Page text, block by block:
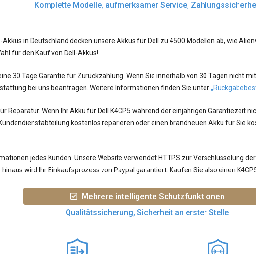
Komplette Modelle, aufmerksamer Service,
in Deutschland decken unsere Akkus für Dell zu 4500 Modellen ab, wie
für den Kauf von Dell-Akkus!
30 Tage Garantie für Zurückzahlung. Wenn Sie innerhalb von 30 Tagen nicht
bei uns beantragen. Weitere Informationen finden Sie unter
Reparatur. Wenn IhrAkku für Dell K4CP5 während der einjährigen Garantiezeit
kostenlos reparieren oder einen brandneuen Akku für Sie
jedes Kunden. Unsere Website verwendet HTTPS zur Verschlüsselung
wird Ihr Einkaufsprozess von Paypal garantiert. Kaufen Sie also einen
Mehrere intelligente Schutzfunktionen
Qualitätssicherung, Sicherheit an erster Stelle